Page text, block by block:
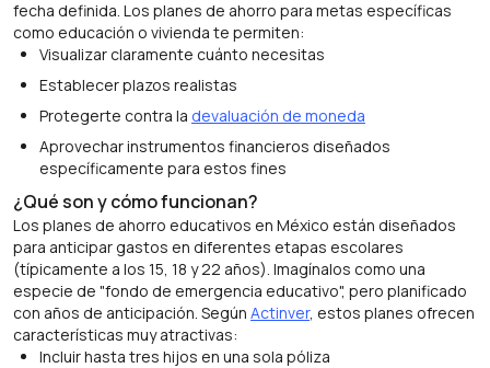
fecha definida. Los planes de ahorro para metas específicas
como educación o vivienda te permiten:
Visualizar claramente cuánto necesitas
Establecer plazos realistas
Protegerte contra la devaluación de moneda
Aprovechar instrumentos financieros diseñados
específicamente para estos fines
¿Qué son y cómo funcionan?
Los planes de ahorro educativos en México están diseñados
para anticipar gastos en diferentes etapas escolares
(típicamente a los 15, 18 y 22 años). Imagínalos como una
especie de "fondo de emergencia educativo", pero planificado
con años de anticipación. Según Actinver, estos planes ofrecen
características muy atractivas:
Incluir hasta tres hijos en una sola póliza